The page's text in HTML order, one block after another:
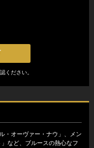
ください。
・オーヴァー・ナウ」、メン
など、ブルースの熱心なフ